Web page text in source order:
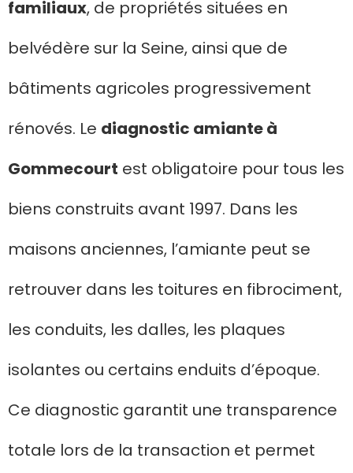
familiaux, de propriétés situées en
belvédère sur la Seine, ainsi que de
bâtiments agricoles progressivement
rénovés. Le diagnostic amiante à
Gommecourt est obligatoire pour tous les
biens construits avant 1997. Dans les
maisons anciennes, l’amiante peut se
retrouver dans les toitures en fibrociment,
les conduits, les dalles, les plaques
isolantes ou certains enduits d’époque.
Ce diagnostic garantit une transparence
totale lors de la transaction et permet